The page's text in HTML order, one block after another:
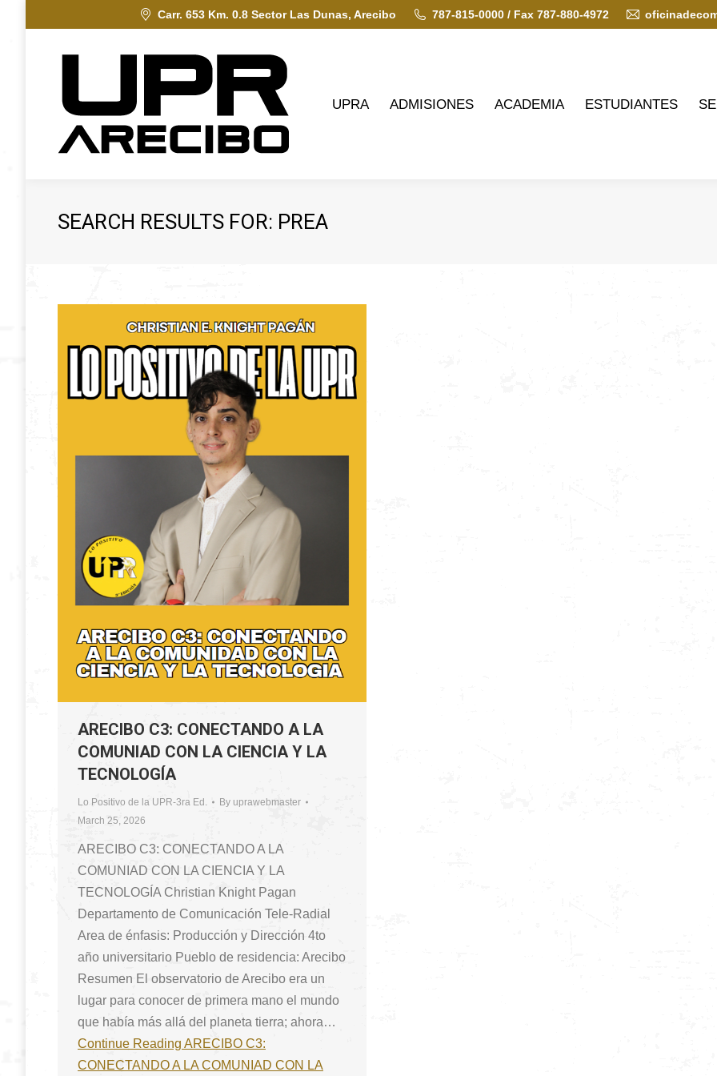
Carr. 653 Km. 0.8 Sector Las Dunas, Arecibo 787-815-0000 / Fax 787-880-4972
UPRA ADMISIONES ACADEMIA ESTUDIANTES
SEARCH RESULTS FOR: PREA
ARECIBO C3: CONECTANDO A LA
COMUNIAD CON LA CIENCIA Y LA
TECNOLOGÍA
Lo Positivo de la UPR-3ra Ed. By uprawebmaster
March 25, 2026
ARECIBO C3: CONECTANDO A LA
COMUNIAD CON LA CIENCIA Y LA
TECNOLOGÍA Christian Knight Pagan
Departamento de Comunicación Tele-Radial
Area de énfasis: Producción y Dirección 4to
año universitario Pueblo de residencia: Arecibo
Resumen El observatorio de Arecibo era un
lugar para conocer de primera mano el mundo
que había más allá del planeta tierra; ahora…
Continue Reading ARECIBO C3:
CONECTANDO A LA COMUNIAD CON LA
ADMISIONES ESTUDIANTES